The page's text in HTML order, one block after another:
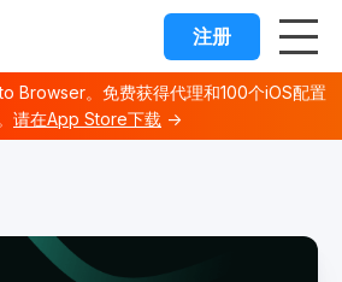
Browser。免费获得代理和100个iOS配置
请在App Store下载 →
all available documentation
注册